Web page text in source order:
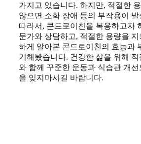
가지고 있습니다. 하지만, 적절한
않으면 소화 장애 등의 부작용이
따라서, 콘드로이친을 복용하고자
문가와 상담하고, 적절한 용량을
하게 알아본 콘드로이친의 효능과
기해봤습니다. 건강한 삶을 위해 적
와 함께 꾸준한 운동과 식습관 개
을 잊지마시길 바랍니다.